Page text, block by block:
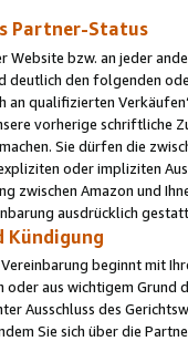
Partner-Status
Website bzw. an jeder
deutlich den folgenden
an qualifizierten
vorherige schriftliche
Sie dürfen die
oder impliziten
zwischen Amazon und
ausdrücklich
Kündigung
beginnt mit
aus wichtigem Grund
Ausschluss des
Sie sich über die